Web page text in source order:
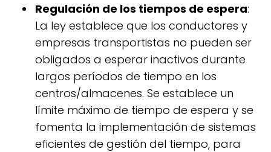
Regulación de los tiempos de espera:
La ley establece que los conductores y
empresas transportistas no pueden ser
obligados a esperar inactivos durante
largos períodos de tiempo en los
centros/almacenes. Se establece un
límite máximo de tiempo de espera y se
fomenta la implementación de sistemas
eficientes de gestión del tiempo, para